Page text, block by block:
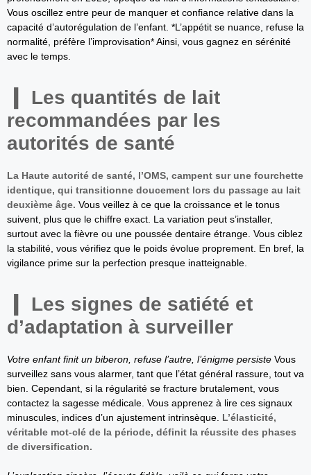
Vous oscillez entre peur de manquer et confiance relative dans la
capacité d’autorégulation de l’enfant. *L’appétit se nuance, refuse la
normalité, préfère l’improvisation* Ainsi, vous gagnez en sérénité
avec le temps.
Les quantités de lait
recommandées par les
autorités de santé
La Haute autorité de santé, l’OMS, campent sur une fourchette
identique, qui transitionne doucement lors du passage au lait
deuxième âge. Vous veillez à ce que la croissance et le tonus
suivent, plus que le chiffre exact. La variation peut s’installer,
surtout avec la fièvre ou une poussée dentaire étrange. Vous ciblez
la stabilité, vous vérifiez que le poids évolue proprement. En bref, la
vigilance prime sur la perfection presque inatteignable.
Les signes de satiété et
d’adaptation à surveiller
Votre enfant finit un biberon, refuse l’autre, l’énigme persiste Vous
surveillez sans vous alarmer, tant que l’état général rassure, tout va
bien. Cependant, si la régularité se fracture brutalement, vous
contactez la sagesse médicale. Vous apprenez à lire ces signaux
minuscules, indices d’un ajustement intrinsèque. L’élasticité,
véritable mot-clé de la période, définit la réussite des phases
de diversification.